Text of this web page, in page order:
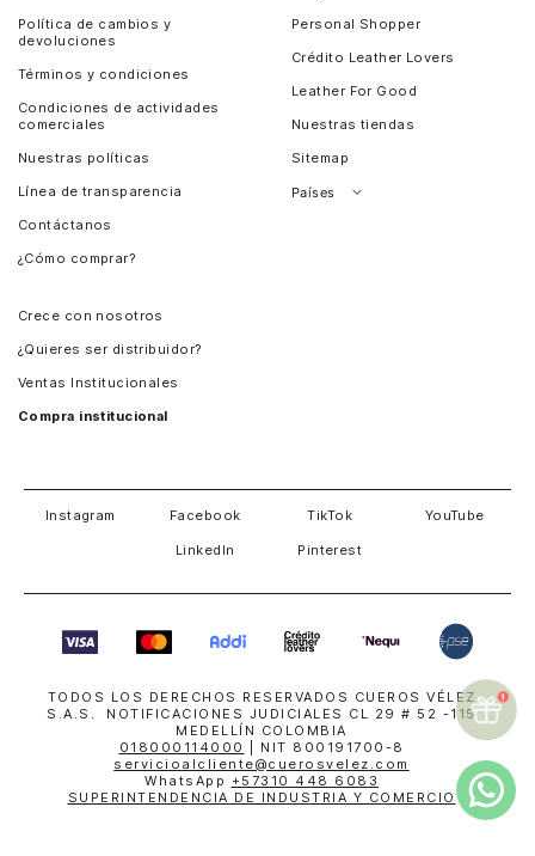
Política de cambios y
devoluciones
Términos y condiciones
Condiciones de actividades
comerciales
Nuestras políticas
Línea de transparencia
Contáctanos
¿Cómo comprar?
Personal Shopper
Crédito Leather Lovers
Leather For Good
Nuestras tiendas
Sitemap
Países
Crece con nosotros
¿Quieres ser distribuidor?
Ventas Institucionales
Compra institucional
Instagram Facebook TikTok YouTube
LinkedIn Pinterest
TODOS LOS DERECHOS RESERVADOS CUEROS VÉLEZ
S.A.S. NOTIFICACIONES JUDICIALES CL 29 # 52 -115
MEDELLÍN COLOMBIA
018000114000
| NIT 800191700-8
servicioalcliente@cuerosvelez.com
WhatsApp +57310 448 6083
SUPERINTENDENCIA DE INDUSTRIA Y COMERCIO